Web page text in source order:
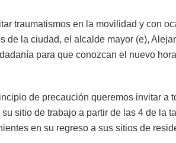
traumatismos en la movilidad y con
de la ciudad, el alcalde mayor (e),
para que conozcan el nuevo
de precaución queremos invitar a
sitio de trabajo a partir de las 4 de la
en su regreso a sus sitios de